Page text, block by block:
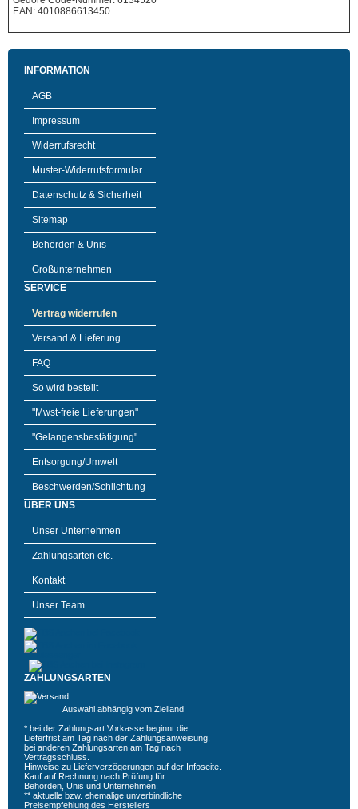
EAN: 4010886613450
INFORMATION
AGB
Impressum
Widerrufsrecht
Muster-Widerrufsformular
Datenschutz & Sicherheit
Sitemap
Behörden & Unis
Großunternehmen
SERVICE
Vertrag widerrufen
Versand & Lieferung
FAQ
So wird bestellt
"Mwst-freie Lieferungen"
"Gelangensbestätigung"
Entsorgung/Umwelt
Beschwerden/Schlichtung
ÜBER UNS
Unser Unternehmen
Zahlungsarten etc.
Kontakt
Unser Team
ZAHLUNGSARTEN
Auswahl abhängig vom Zielland
* bei der Zahlungsart Vorkasse beginnt die
Lieferfrist am Tag nach der Zahlungsanweisung,
bei anderen Zahlungsarten am Tag nach
Vertragsschluss.
Hinweise zu Lieferverzögerungen auf der Infoseite
Kauf auf Rechnung nach Prüfung für
Behörden, Unis und Unternehmen.
** aktuelle bzw. ehemalige unverbindliche
Preisempfehlung des Herstellers